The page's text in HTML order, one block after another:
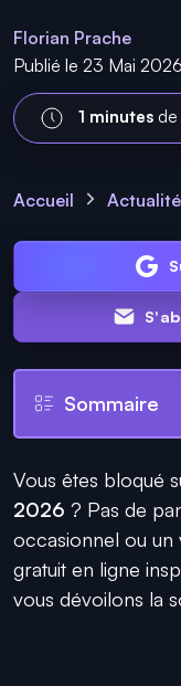
Florian Prache
Publié le 23 Mai
1 minutesde
Accueil
Sommaire
Vous êtes bloqué
2026 ? Pas de
occasionnel ou un
gratuit en ligne
vous dévoilons la